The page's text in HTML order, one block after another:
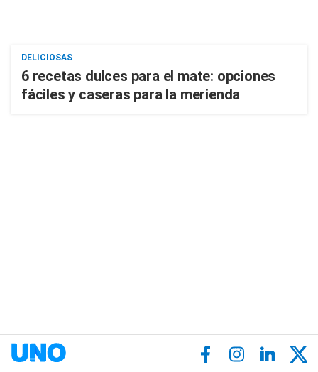
DELICIOSAS
6 recetas dulces para el mate: opciones
fáciles y caseras para la merienda